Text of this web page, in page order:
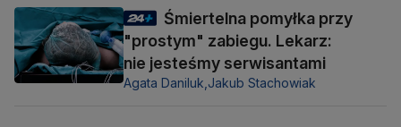
Śmiertelna pomyłka przy
"prostym" zabiegu. Lekarz:
nie jesteśmy serwisantami
Agata Daniluk,Jakub Stachowiak